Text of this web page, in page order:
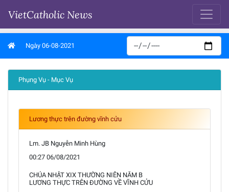
VietCatholic News
Ngày 06-08-2021
Phụng Vụ - Mục Vụ
Lương thực trên đường vĩnh cửu
Lm. JB Nguyễn Minh Hùng
00:27 06/08/2021
CHÚA NHẬT XIX THƯỜNG NIÊN NĂM B
LƯƠNG THỰC TRÊN ĐƯỜNG VỀ VĨNH CỬU